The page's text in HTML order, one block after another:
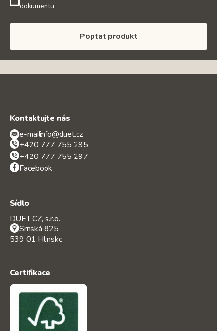
dokumentu.
Poptat produkt
Kontaktujte nás
e-mail:info@duet.cz
+420 777 755 295
+420 777 755 297
Facebook
Sídlo
DUET CZ, s.r.o.
Srnská 825
539 01 Hlinsko
Certifikace